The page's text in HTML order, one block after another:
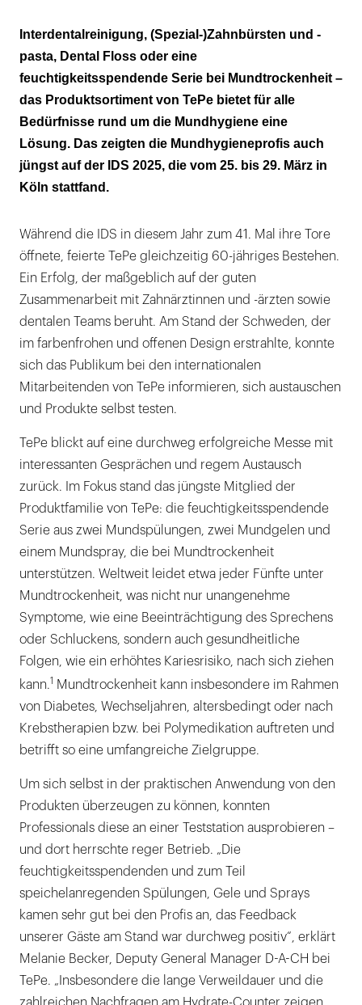
Interdentalreinigung, (Spezial-)Zahnbürsten und -
pasta, Dental Floss oder eine
feuchtigkeitsspendende Serie bei Mundtrockenheit –
das Produktsortiment von TePe bietet für alle
Bedürfnisse rund um die Mundhygiene eine
Lösung. Das zeigten die Mundhygieneprofis auch
jüngst auf der IDS 2025, die vom 25. bis 29. März in
Köln stattfand.
Während die IDS in diesem Jahr zum 41. Mal ihre Tore
öffnete, feierte TePe gleichzeitig 60-jähriges Bestehen.
Ein Erfolg, der maßgeblich auf der guten
Zusammenarbeit mit Zahnärztinnen und -ärzten sowie
dentalen Teams beruht. Am Stand der Schweden, der
im farbenfrohen und offenen Design erstrahlte, konnte
sich das Publikum bei den internationalen
Mitarbeitenden von TePe informieren, sich austauschen
und Produkte selbst testen.
TePe blickt auf eine durchweg erfolgreiche Messe mit
interessanten Gesprächen und regem Austausch
zurück. Im Fokus stand das jüngste Mitglied der
Produktfamilie von TePe: die feuchtigkeitsspendende
Serie aus zwei Mundspülungen, zwei Mundgelen und
einem Mundspray, die bei Mundtrockenheit
unterstützen. Weltweit leidet etwa jeder Fünfte unter
Mundtrockenheit, was nicht nur unangenehme
Symptome, wie eine Beeinträchtigung des Sprechens
oder Schluckens, sondern auch gesundheitliche
Folgen, wie ein erhöhtes Kariesrisiko, nach sich ziehen
kann.1 Mundtrockenheit kann insbesondere im Rahmen
von Diabetes, Wechseljahren, altersbedingt oder nach
Krebstherapien bzw. bei Polymedikation auftreten und
betrifft so eine umfangreiche Zielgruppe.
Um sich selbst in der praktischen Anwendung von den
Produkten überzeugen zu können, konnten
Professionals diese an einer Teststation ausprobieren –
und dort herrschte reger Betrieb. „Die
feuchtigkeitsspendenden und zum Teil
speichelanregenden Spülungen, Gele und Sprays
kamen sehr gut bei den Profis an, das Feedback
unserer Gäste am Stand war durchweg positiv“, erklärt
Melanie Becker, Deputy General Manager D-A-CH bei
TePe. „Insbesondere die lange Verweildauer und die